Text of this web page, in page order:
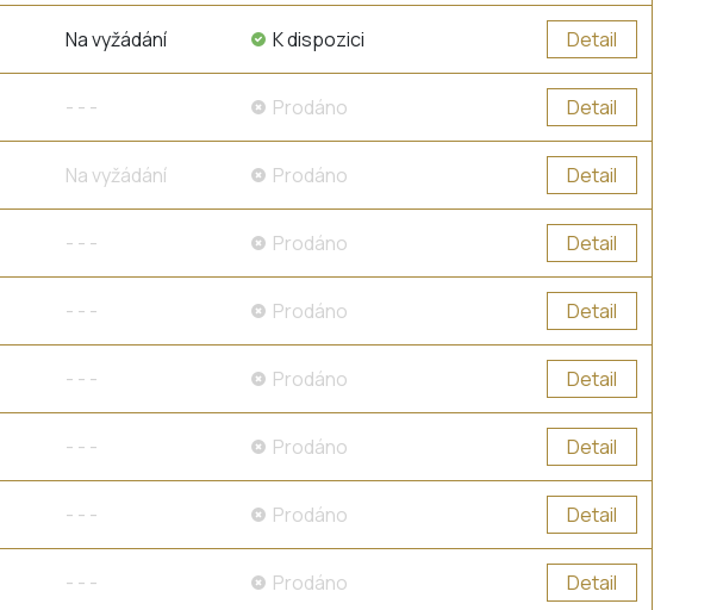
Na vyžádání K dispozici Detail
- - - Prodáno Detail
Na vyžádání Prodáno Detail
- - - Prodáno Detail
- - - Prodáno Detail
- - - Prodáno Detail
- - - Prodáno Detail
- - - Prodáno Detail
- - - Prodáno Detail